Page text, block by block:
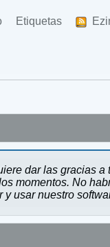
Etiquetas
dar las gracias
momentos. No
y usar nuestro